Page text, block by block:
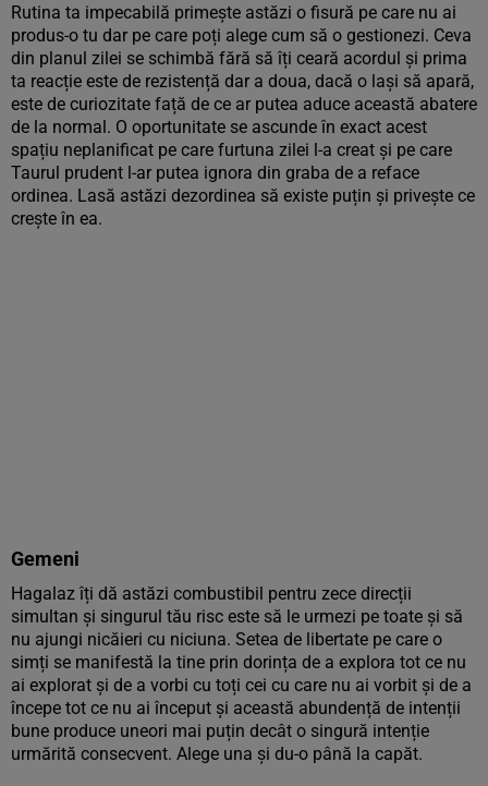
Rutina ta impecabilă primește astăzi o fisură pe care nu ai
produs-o tu dar pe care poți alege cum să o gestionezi. Ceva
din planul zilei se schimbă fără să îți ceară acordul și prima
ta reacție este de rezistență dar a doua, dacă o lași să apară,
este de curiozitate față de ce ar putea aduce această abatere
de la normal. O oportunitate se ascunde în exact acest
spațiu neplanificat pe care furtuna zilei l-a creat și pe care
Taurul prudent l-ar putea ignora din graba de a reface
ordinea. Lasă astăzi dezordinea să existe puțin și privește ce
crește în ea.
Gemeni
Hagalaz îți dă astăzi combustibil pentru zece direcții
simultan și singurul tău risc este să le urmezi pe toate și să
nu ajungi nicăieri cu niciuna. Setea de libertate pe care o
simți se manifestă la tine prin dorința de a explora tot ce nu
ai explorat și de a vorbi cu toți cei cu care nu ai vorbit și de a
începe tot ce nu ai început și această abundență de intenții
bune produce uneori mai puțin decât o singură intenție
urmărită consecvent. Alege una și du-o până la capăt.